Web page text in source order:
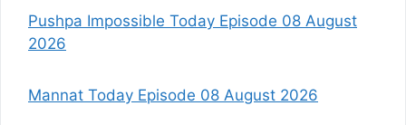
Pushpa Impossible Today Episode 08 August
2026
Mannat Today Episode 08 August 2026